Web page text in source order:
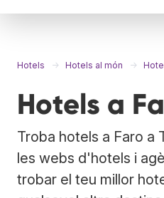
Hotels Hotels al món
Hotels a
Troba hotels a Faro a
les webs d'hotels i
trobar el teu millor